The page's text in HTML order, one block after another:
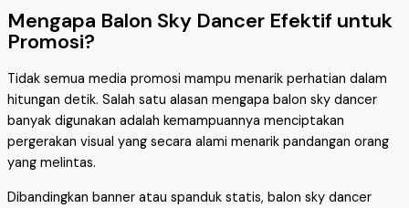
Mengapa Balon Sky Dancer Efektif untuk
Promosi?
Tidak semua media promosi mampu menarik perhatian dalam
hitungan detik. Salah satu alasan mengapa balon sky dancer
banyak digunakan adalah kemampuannya menciptakan
pergerakan visual yang secara alami menarik pandangan orang
yang melintas.
Dibandingkan banner atau spanduk statis, balon sky dancer